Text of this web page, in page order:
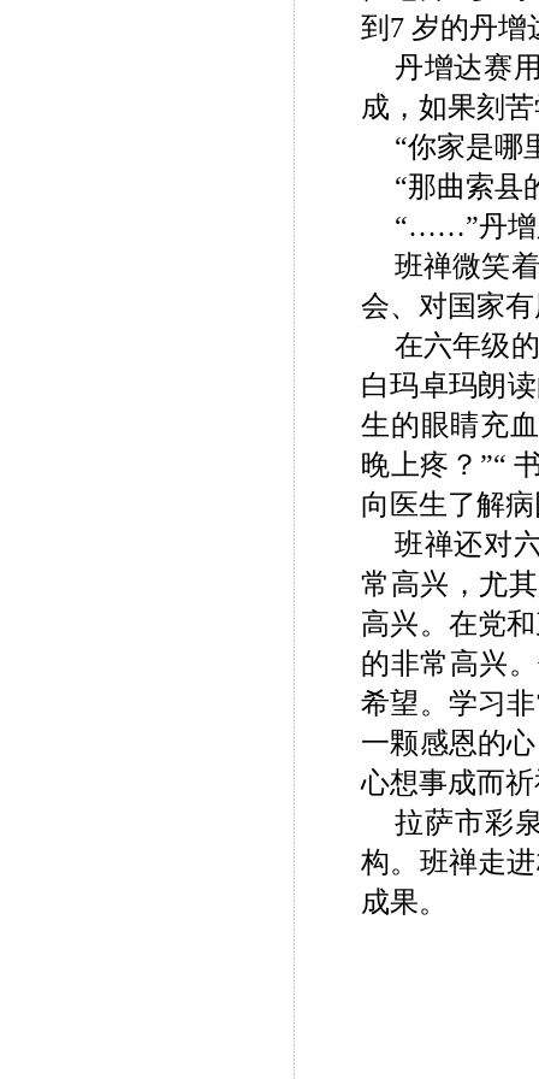
到7 岁的丹增
丹增达赛
成，如果刻
“你家是哪
“那曲索县
“……”丹增
班禅微笑
会、对国家
在六年级
白玛卓玛朗
生的眼睛充
晚上疼？”“
向医生了解
班禅还对
常高兴，尤
高兴。在党
的非常高兴
希望。学习
一颗感恩的
心想事成而
拉萨市彩
构。班禅走
成果。